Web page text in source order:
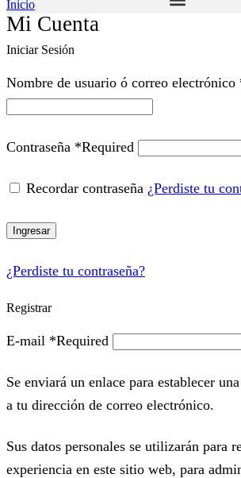
Inicio
Mi Cuenta
Iniciar Sesión
Nombre de usuario ó correo electrónico
Contraseña *Required
Recordar contraseña ¿Perdiste tu
Ingresar
¿Perdiste tu contraseña?
Registrar
E-mail *Required
Se enviará un enlace para establecer
a tu dirección de correo electrónico.
Sus datos personales se utilizarán para
experiencia en este sitio web, para